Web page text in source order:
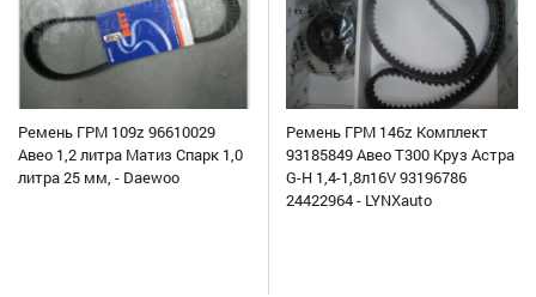
Ремень ГРМ 109z 96610029
Авео 1,2 литра Матиз Спарк 1,0
литра 25 мм, - Daewoo
Ремень ГРМ 146z Комплект
93185849 Авео Т300 Круз Астра
G-H 1,4-1,8л16V 93196786
24422964 - LYNXauto